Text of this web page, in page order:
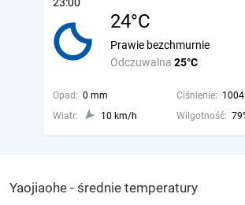
24°C
Odczuwalna 25°C
Prawie bezchmurnie
Opad: 0 mm Ciśnienie:
Wiatr:
10 km/h Wilgotność:
Yaojiaohe - średnie temperatury